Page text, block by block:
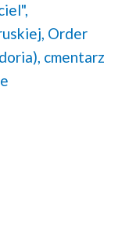
Order
cmentarz